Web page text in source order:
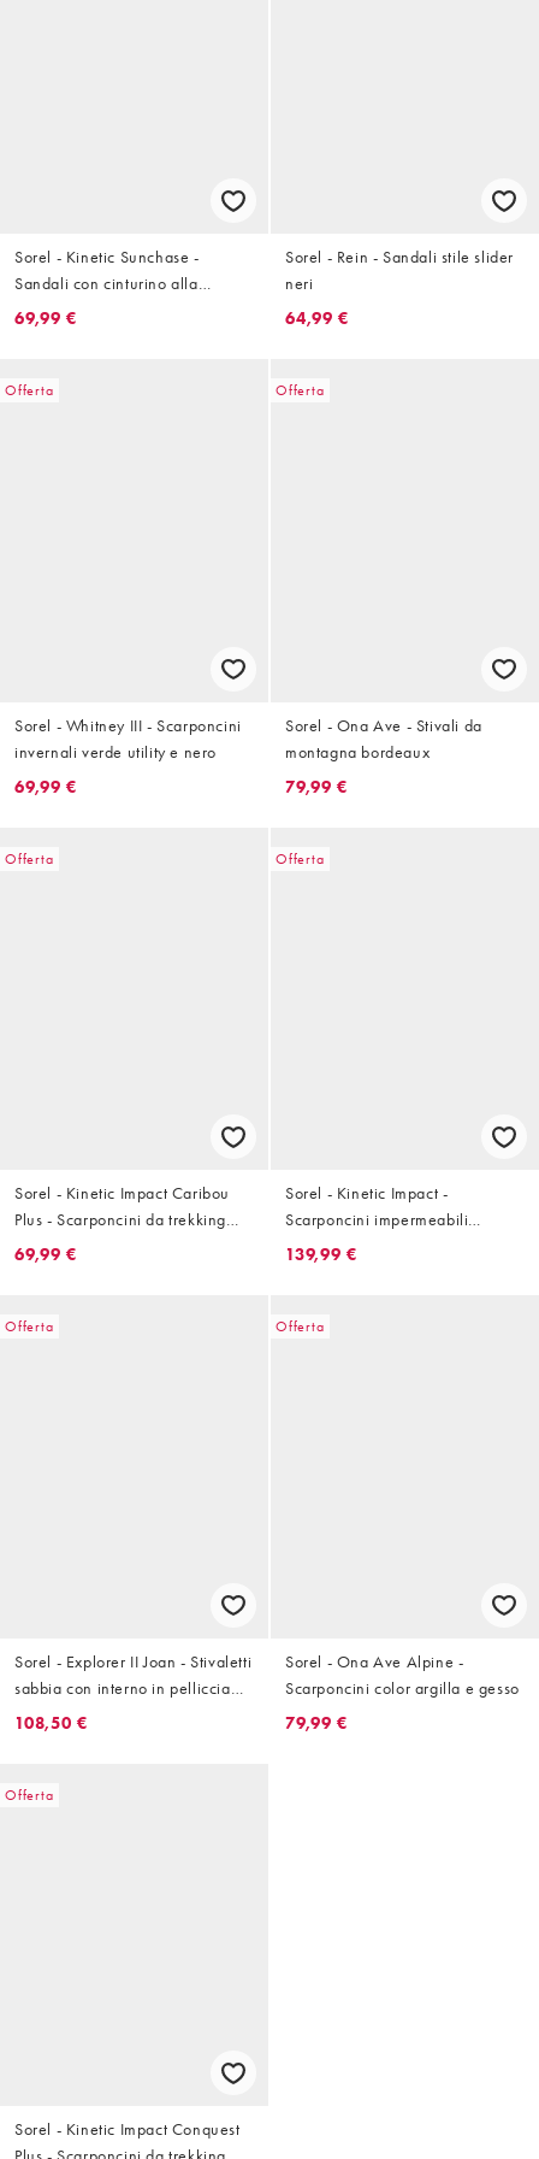
Sorel - Kinetic Sunchase -
Sandali con cinturino alla
caviglia neri e crema
69,99 €
Sorel - Rein - Sandali stile slider
neri
64,99 €
Offerta
Sorel - Whitney III - Scarponcini
invernali verde utility e nero
69,99 €
Offerta
Sorel - Ona Ave - Stivali da
montagna bordeaux
79,99 €
Offerta
Sorel - Kinetic Impact Caribou
Plus - Scarponcini da trekking
verde utility
69,99 €
Offerta
Sorel - Kinetic Impact -
Scarponcini impermeabili
bianchi con zip
139,99 €
Offerta
Sorel - Explorer II Joan - Stivaletti
sabbia con interno in pelliccia
sintetica
108,50 €
Offerta
Sorel - Ona Ave Alpine -
Scarponcini color argilla e gesso
79,99 €
Offerta
Sorel - Kinetic Impact Conquest